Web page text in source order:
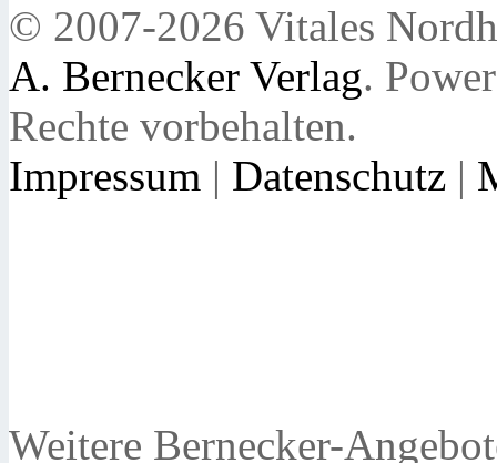
© 2007-2026 Vitales
A. Bernecker Verlag.
Rechte vorbehalten.
Impressum | Datenschutz |
Weitere Bernecker-